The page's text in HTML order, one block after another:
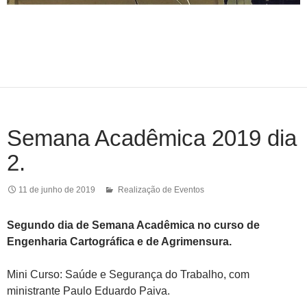
Semana Acadêmica 2019 dia
2.
11 de junho de 2019 Realização de Eventos
Segundo dia de Semana Acadêmica no curso de
Engenharia Cartográfica e de Agrimensura.
Mini Curso: Saúde e Segurança do Trabalho, com
ministrante Paulo Eduardo Paiva.